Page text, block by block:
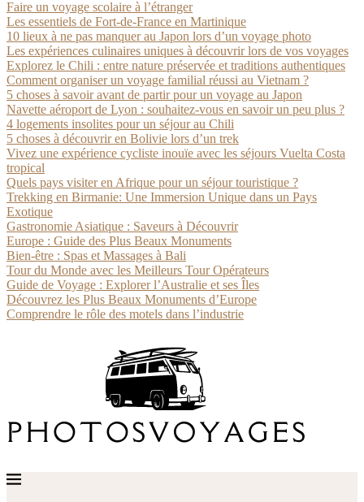
Faire un voyage scolaire à l’étranger
Les essentiels de Fort-de-France en Martinique
10 lieux à ne pas manquer au Japon lors d’un voyage photo
Les expériences culinaires uniques à découvrir lors de vos voyages
Explorez le Chili : entre nature préservée et traditions authentiques
Comment organiser un voyage familial réussi au Vietnam ?
5 choses à savoir avant de partir pour un voyage au Japon
Navette aéroport de Lyon : souhaitez-vous en savoir un peu plus ?
4 logements insolites pour un séjour au Chili
5 choses à découvrir en Bolivie lors d’un trek
Vivez une expérience cycliste inouïe avec les séjours Vuelta Costa
tropical
Quels pays visiter en Afrique pour un séjour touristique ?
Trekking en Birmanie: Une Immersion Unique dans un Pays
Exotique
Gastronomie Asiatique : Saveurs à Découvrir
Europe : Guide des Plus Beaux Monuments
Bien-être : Spas et Massages à Bali
Tour du Monde avec les Meilleurs Tour Opérateurs
Guide de Voyage : Explorer l’Australie et ses Îles
Découvrez les Plus Beaux Monuments d’Europe
Comprendre le rôle des motels dans l’industrie